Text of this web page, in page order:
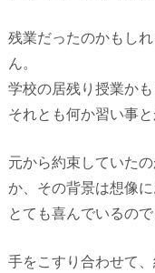
残業だったのかもし
ん。
学校の居残り授業かも
それとも何か習い事と
元から約束していた
か、その背景は想像
とても喜んでいるの
手をこすり合わせて